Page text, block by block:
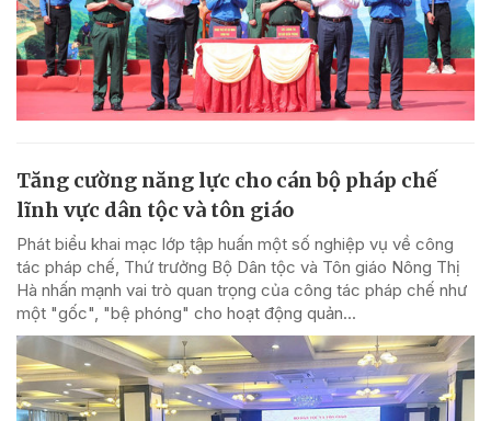
Tăng cường năng lực cho cán bộ pháp chế
lĩnh vực dân tộc và tôn giáo
Phát biểu khai mạc lớp tập huấn một số nghiệp vụ về công
tác pháp chế, Thứ trưởng Bộ Dân tộc và Tôn giáo Nông Thị
Hà nhấn mạnh vai trò quan trọng của công tác pháp chế như
một "gốc", "bệ phóng" cho hoạt động quản...